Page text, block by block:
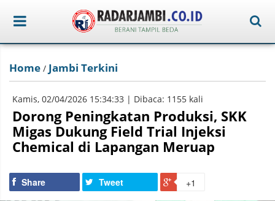
Home / Jambi Terkini
Kamis, 02/04/2026 15:34:33 | Dibaca: 1155 kali
Dorong Peningkatan Produksi, SKK
Migas Dukung Field Trial Injeksi
Chemical di Lapangan Meruap
Share Tweet +1